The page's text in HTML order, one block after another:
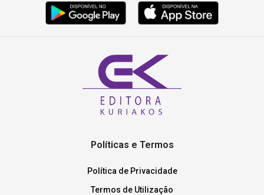
Políticas e Termos
Política de Privacidade
Termos de Utilização